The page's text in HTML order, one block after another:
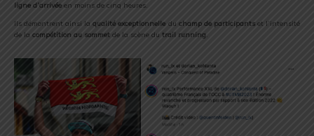
ligne d’arrivée en moins de cinq heures.
Ils démontrent ainsi laqualité exceptionnelle du champ de participantset l’intensité
de la compétition au sommet de la scène du trail running.